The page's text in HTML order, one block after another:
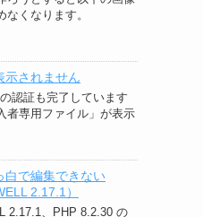
くなります。
示されません
認証も完了しています
者専用ファイル」が表示
白で編集できない
2.17.1）
2.17.1、PHP 8.2.30 の